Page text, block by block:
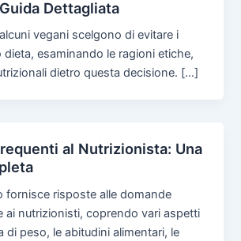
Dettagliata
vegani scelgono di evitare i
dieta, esaminando le ragioni etiche,
dietro questa decisione. […]
al Nutrizionista: Una
fornisce risposte alle domande
ai nutrizionisti, coprendo vari aspetti
di peso, le abitudini alimentari, le